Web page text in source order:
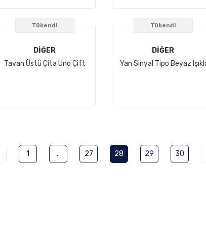
Tükendi
DİĞER
Tavan Üstü Çita Uno Çift
Tükendi
DİĞER
Yan Sinyal Tipo Beyaz Işıklı
1 .. 27 28 29 30